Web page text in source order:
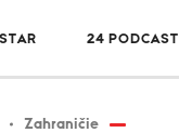
24 PODCAST
Zahraničie